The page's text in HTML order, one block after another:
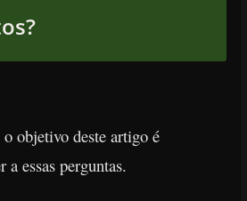
objetivo deste artigo é
a essas perguntas.